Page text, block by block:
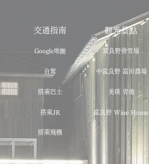
交通指南 觀光景點
Google地圖 富良野滑雪場
自駕 中富良野 富田農場
搭乘巴士 美瑛 青池
富良野 Wine House
搭乘JR
搭乘飛機